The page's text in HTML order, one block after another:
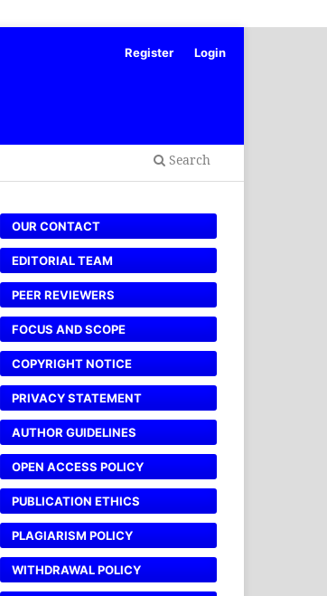
Search
Register Login
OUR CONTACT
EDITORIAL TEAM
PEER REVIEWERS
FOCUS AND SCOPE
COPYRIGHT NOTICE
PRIVACY STATEMENT
AUTHOR GUIDELINES
OPEN ACCESS POLICY
PUBLICATION ETHICS
PLAGIARISM POLICY
WITHDRAWAL POLICY